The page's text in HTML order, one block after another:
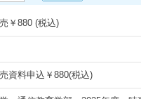
￥880 (税込)
資料申込￥880(税込)